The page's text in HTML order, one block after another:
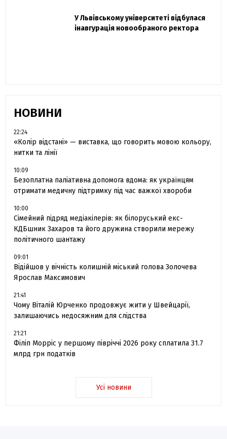
Павло Дак
Захисник "Азовсталі" Діанов вдруге
одружився та показав фото з весілля
У Львівському університеті відбулася
інавгурація новообраного ректора
НОВИНИ
22:24
«Колір відстані» — виставка, що говорить мовою кольору,
нитки та лінії
10:09
Безоплатна паліативна допомога вдома: як українцям
отримати медичну підтримку під час важкої хвороби
10:00
Сімейний підряд медіакілерів: як білоруський екс-
КДБшник Захаров та його дружина створили мережу
політичного шантажу
09:01
Відійшов у вічність колишній міський голова Золочева
Ярослав Максимович
21:41
Чому Віталій Юрченко продовжує жити у Швейцарії,
залишаючись недосяжним для слідства
21:21
Філіп Морріс у першому півріччі 2026 року сплатила 31.7
млрд грн податків
Усі новини